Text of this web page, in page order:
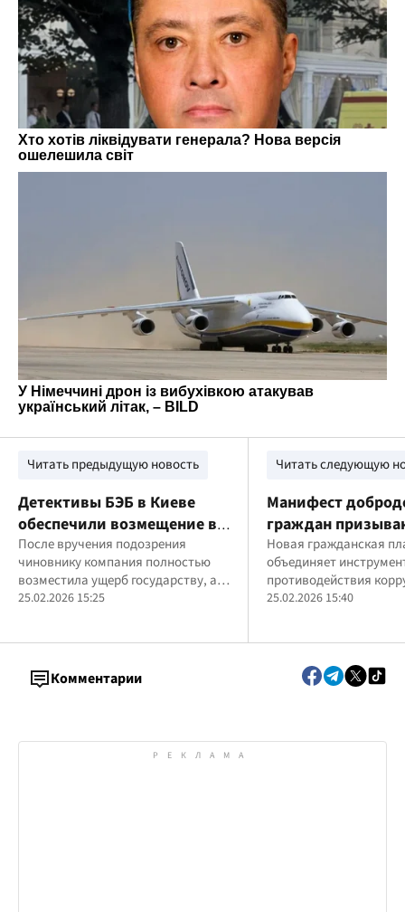
Читать предыдущую новость
Детективы БЭБ в Киеве
обеспечили возмещение в
госбюджет более 5 млн грн
налогов
После вручения подозрения
чиновнику компания полностью
возместила ущерб государству, а в
суд направлено ходатайство об
25.02.2026 15:25
Читать следующую
Манифест
граждан
публично
взяток
Новая гражданская
объединяет
противодействия
25.02.2026 15:40
Комментарии